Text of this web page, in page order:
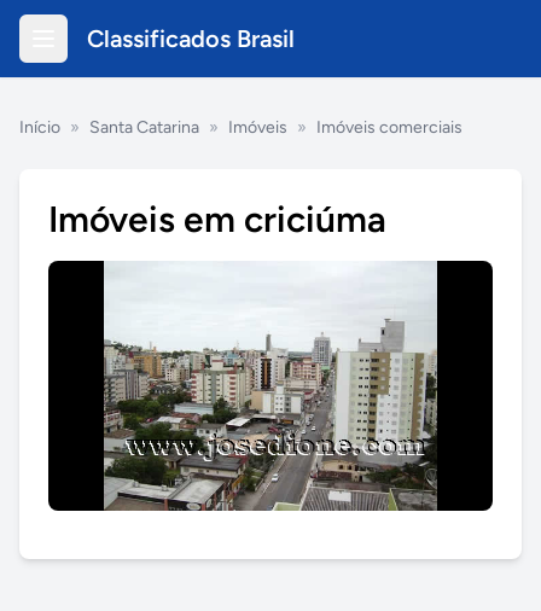
Classificados Brasil
Início » Santa Catarina » Imóveis » Imóveis comerciais
Imóveis em criciúma